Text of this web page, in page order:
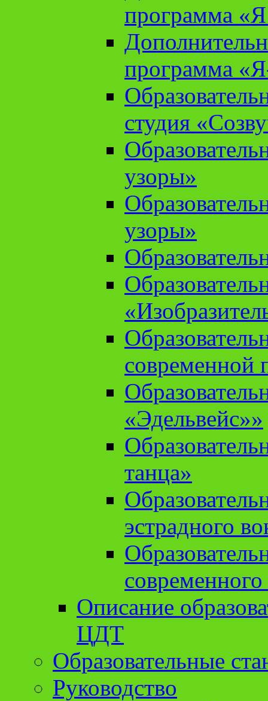
программа «Я
программа
студия
узоры»
узоры»
современной
«Эдельвейс»»
танца»
эстрадного
Описание
ЦДТ
Образовательные
Руководство